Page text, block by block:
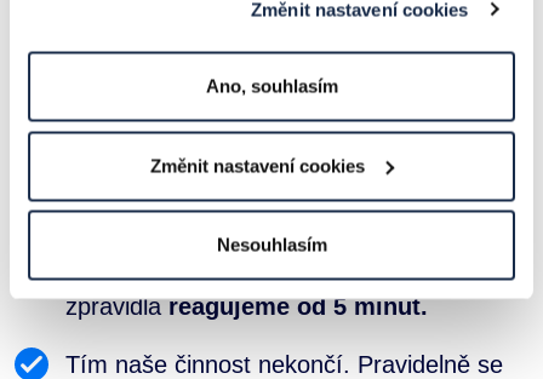
Změnit nastavení cookies
Ano, souhlasím
Změnit nastavení cookies
Nesouhlasím
Jak funguje IT outsourcing?
Zanalyzujeme potřebyvaší firmy,
abychom zjistili, jestli se naše představy
shodují.
Pokud ano, nastavíme procesy a pravidla.
Odbavujeme každý váš požadavek –
zpravidlareagujeme od 5 minut.
Tím naše činnost nekončí. Pravidelně se